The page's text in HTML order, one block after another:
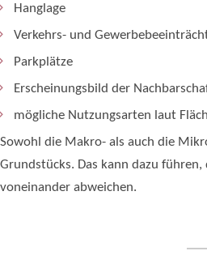
Hanglage
Verkehrs- und
Parkplätze
Erscheinungsbild der
mögliche Nutzungsarten laut
Sowohl die Makro- als auch die
Grundstücks. Das kann dazu
voneinander abweichen.